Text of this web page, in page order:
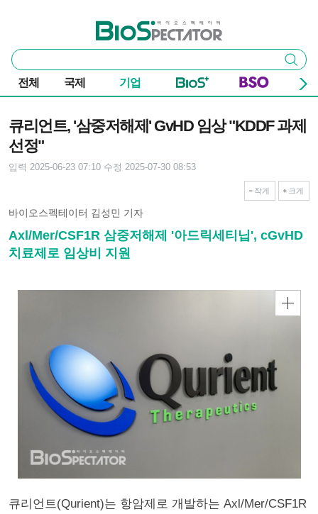
바이오스펙테이터
통
합
검
색
검색
전체 국제 기업
큐리언트, '삼중저해제' GvHD 임상 "KDDF 과제
선정"
입력 2025-06-23 07:10 수정 2025-07-30 08:53
작게 크게
바이오스펙테이터 김성민 기자
Axl/Mer/CSF1R 삼중저해제 '아드릭세티닙', cGvHD
치료제로 임상비 지원
큐리언트(Qurient)는 항암제로 개발하는 Axl/Mer/CSF1R